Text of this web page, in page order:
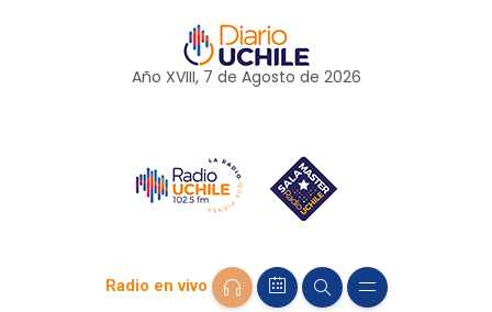
Año XVIII, 7 de Agosto de 2026
Radio en vivo